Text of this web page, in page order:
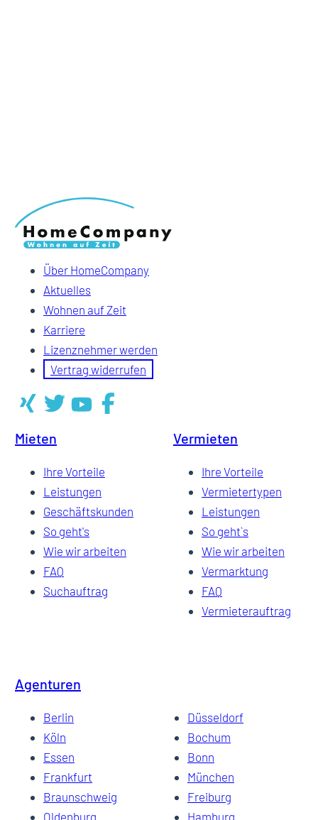
Über HomeCompany
Aktuelles
Wohnen auf Zeit
Karriere
Lizenznehmer werden
Vertrag widerrufen
Mieten
Ihre Vorteile
Leistungen
Geschäftskunden
So geht's
Wie wir arbeiten
FAQ
Suchauftrag
Vermieten
Ihre Vorteile
Vermietertypen
Leistungen
So geht`s
Wie wir arbeiten
Vermarktung
FAQ
Vermieterauftrag
Agenturen
Berlin
Düsseldorf
Köln
Bochum
Essen
Bonn
Frankfurt
München
Braunschweig
Freiburg
Oldenburg
Hamburg